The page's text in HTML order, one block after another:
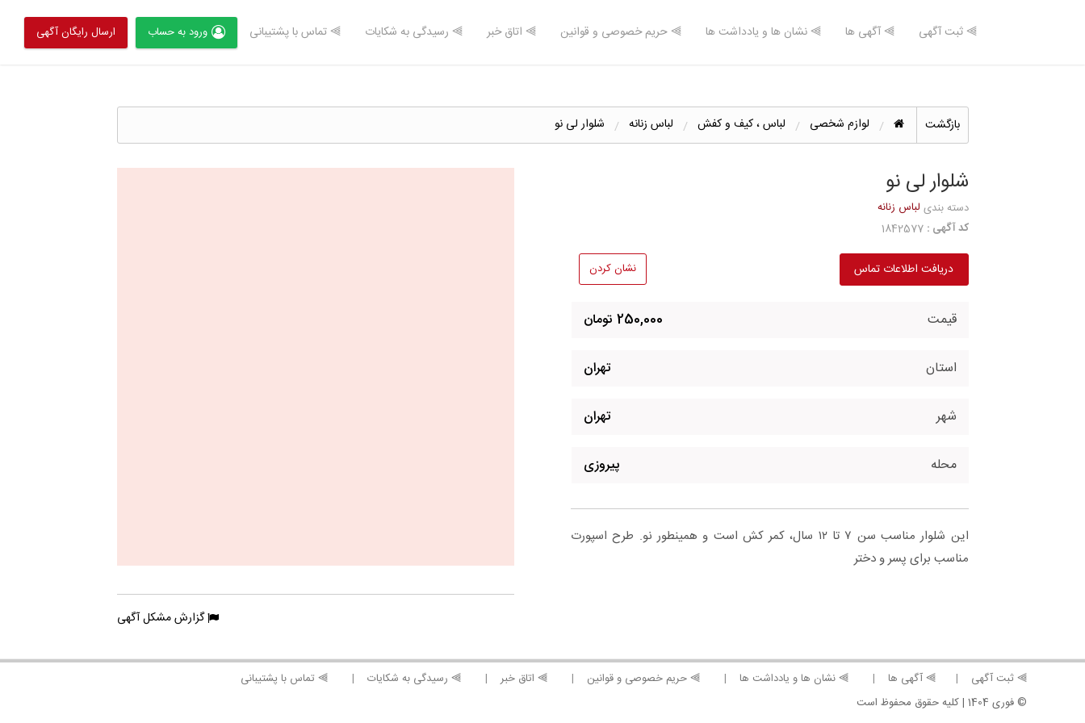
⫸ ثبت آگهی ⫸ آگهی ها ⫸ نشان ها و یادداشت ها ⫸ حریم خصوصی و قوانین ⫸ اتاق خبر ⫸ رسیدگی به شکایات ⫸ تماس با پشتیبانی ورود به حساب ارسال رایگان آگهی
بازگشت لوازم شخصی لباس ، کیف و کفش لباس زنانه شلوار لی نو
شلوار لی نو
دسته بندی لباس زنانه
کد آگهی : 1842577
دریافت اطلاعات تماس نشان کردن
قیمت 250,000 تومان
استان تهران
شهر تهران
محله پیروزی
این شلوار مناسب سن ۷ تا ۱۲ سال، کمر کش است و همینطور نو. طرح اسپورت
مناسب برای پسر و دختر
گزارش مشکل آگهی
⫸ ثبت آگهی ⫸ آگهی ها ⫸ نشان ها و یادداشت ها ⫸ حریم خصوصی و قوانین ⫸ اتاق خبر ⫸ رسیدگی به شکایات
⫸ تماس با پشتیبانی
© فوری 1404 | کلیه حقوق محفوظ است